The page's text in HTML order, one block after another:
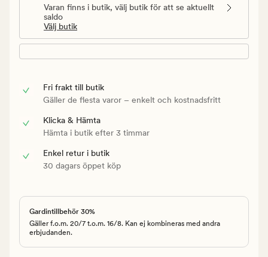
Varan finns i butik, välj butik för att se aktuellt
saldo
Välj butik
Fri frakt till butik
Gäller de flesta varor – enkelt och kostnadsfritt
Klicka & Hämta
Hämta i butik efter 3 timmar
Enkel retur i butik
30 dagars öppet köp
Gardintillbehör 30%
Gäller f.o.m. 20/7 t.o.m. 16/8. Kan ej kombineras med andra
erbjudanden.